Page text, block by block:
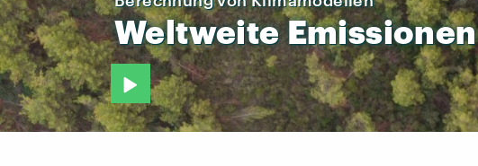
WeltweiteEmissionen